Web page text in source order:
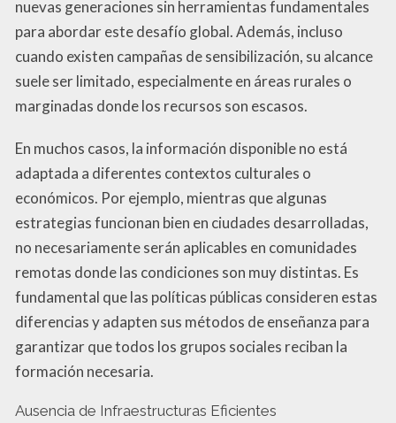
nuevas generaciones sin herramientas fundamentales
para abordar este desafío global. Además, incluso
cuando existen campañas de sensibilización, su alcance
suele ser limitado, especialmente en áreas rurales o
marginadas donde los recursos son escasos.
En muchos casos, la información disponible no está
adaptada a diferentes contextos culturales o
económicos. Por ejemplo, mientras que algunas
estrategias funcionan bien en ciudades desarrolladas,
no necesariamente serán aplicables en comunidades
remotas donde las condiciones son muy distintas. Es
fundamental que las políticas públicas consideren estas
diferencias y adapten sus métodos de enseñanza para
garantizar que todos los grupos sociales reciban la
formación necesaria.
Ausencia de Infraestructuras Eficientes